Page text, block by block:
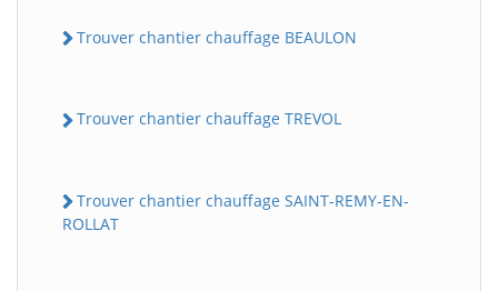
Trouver chantier chauffage BEAULON
Trouver chantier chauffage TREVOL
Trouver chantier chauffage SAINT-REMY-EN-
ROLLAT